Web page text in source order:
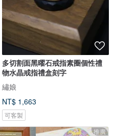
多切割面黑曜石戒指素圈個性禮
物水晶戒指禮盒刻字
繡娘
NT$ 1,663
可客製
推廣